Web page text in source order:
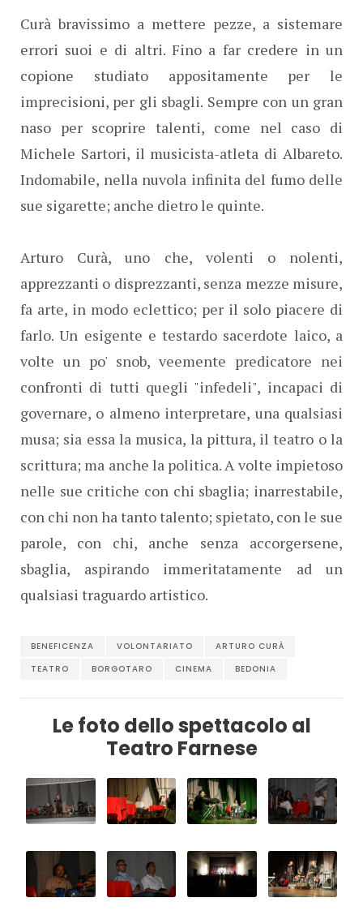
Curà bravissimo a mettere pezze, a sistemare
errori suoi e di altri. Fino a far credere in un
copione studiato appositamente per le
imprecisioni, per gli sbagli. Sempre con un gran
naso per scoprire talenti, come nel caso di
Michele Sartori, il musicista-atleta di Albareto.
Indomabile, nella nuvola infinita del fumo delle
sue sigarette; anche dietro le quinte.
Arturo Curà, uno che, volenti o nolenti,
apprezzanti o disprezzanti, senza mezze misure,
fa arte, in modo eclettico; per il solo piacere di
farlo. Un esigente e testardo sacerdote laico, a
volte un po' snob, veemente predicatore nei
confronti di tutti quegli "infedeli", incapaci di
governare, o almeno interpretare, una qualsiasi
musa; sia essa la musica, la pittura, il teatro o la
scrittura; ma anche la politica. A volte impietoso
nelle sue critiche con chi sbaglia; inarrestabile,
con chi non ha tanto talento; spietato, con le sue
parole, con chi, anche senza accorgersene,
sbaglia, aspirando immeritatamente ad un
qualsiasi traguardo artistico.
BENEFICENZA VOLONTARIATO
ARTURO CURÀ
TEATRO
BORGOTARO CINEMA BEDONIA
Le foto dello spettacolo al
Teatro Farnese